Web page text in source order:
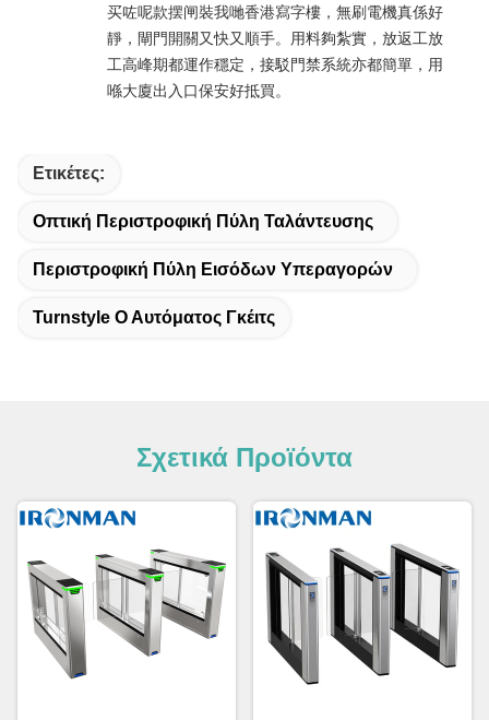
买咗呢款摆闸裝我哋香港寫字樓，無刷電機真係好
靜，閘門開關又快又順手。用料夠紮實，放返工放
工高峰期都運作穩定，接駁門禁系統亦都簡單，用
喺大廈出入口保安好抵買。
Ετικέτες:
Οπτική Περιστροφική Πύλη Ταλάντευσης
Περιστροφική Πύλη Εισόδων Υπεραγορών
Turnstyle Ο Αυτόματος Γκέιτς
Σχετικά Προϊόντα